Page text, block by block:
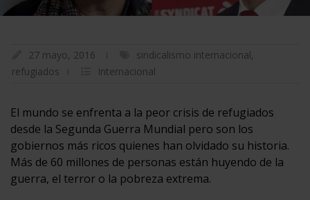
27 mayo, 2016 sindicalismo internacional,
refugiados
Internacional
El mundo se enfrenta a la peor crisis de refugiados
desde la Segunda Guerra Mundial pero son los
gobiernos más ricos quienes han olvidado su historia.
Más de 60 millones de personas están huyendo de la
guerra, el terror o la pobreza extrema.